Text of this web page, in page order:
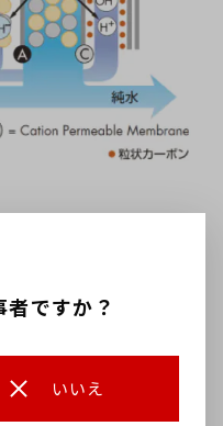
しています。
ですか？
いいえ